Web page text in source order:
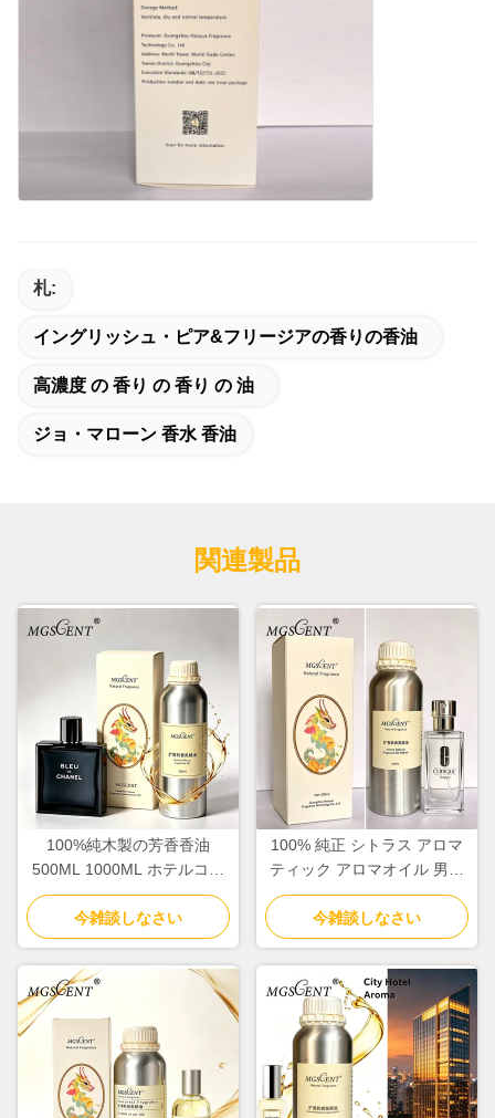
札:
イングリッシュ・ピア&フリージアの香りの香油
高濃度 の 香り の 香り の 油
ジョ・マローン 香水 香油
関連製品
100%純木製の芳香香油
500ML 1000ML ホテルコレ
クション
今雑談しなさい
100% 純正 シトラス アロマ
ティック アロマオイル 男性
用 マンダリン オレンジと セ
ダーノート
今雑談しなさい